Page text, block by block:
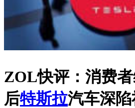
ZOL快评：消费
后特斯拉汽车深